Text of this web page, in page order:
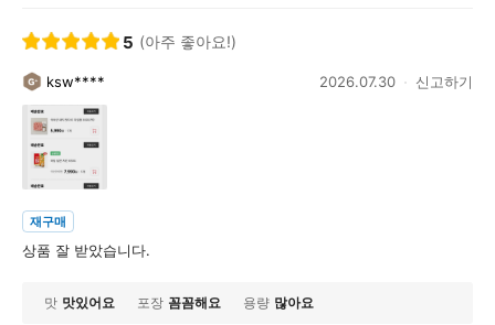
5 (아주 좋아요!)
ksw**** 2026.07.30 신고하기
재구매
상품 잘 받았습니다.
맛 맛있어요 포장 꼼꼼해요 용량 많아요